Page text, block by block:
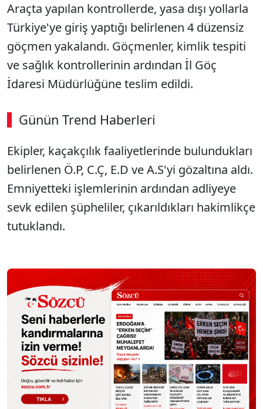
Araçta yapılan kontrollerde, yasa dışı yollarla
Türkiye'ye giriş yaptığı belirlenen 4 düzensiz
göçmen yakalandı. Göçmenler, kimlik tespiti
ve sağlık kontrollerinin ardından İl Göç
İdaresi Müdürlüğüne teslim edildi.
Günün Trend Haberleri
Ekipler, kaçakçılık faaliyetlerinde bulundukları
belirlenen Ö.P, C.Ç, E.D ve A.S'yi gözaltına aldı.
Emniyetteki işlemlerinin ardından adliyeye
sevk edilen şüpheliler, çıkarıldıkları hakimlikçe
tutuklandı.